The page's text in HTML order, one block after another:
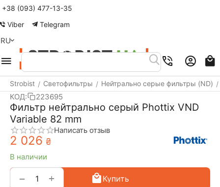
+38 (093) 477-13-35
Viber
Telegram
RU
Strobist / Светофильтры / Нейтрально серые фильтры (ND) /
КОД: 223695
Фильтр нейтрально серый Phottix VND
Variable 82 mm
Написать отзыв
2 026 ₴
В наличии
+
−
Купить
Меню